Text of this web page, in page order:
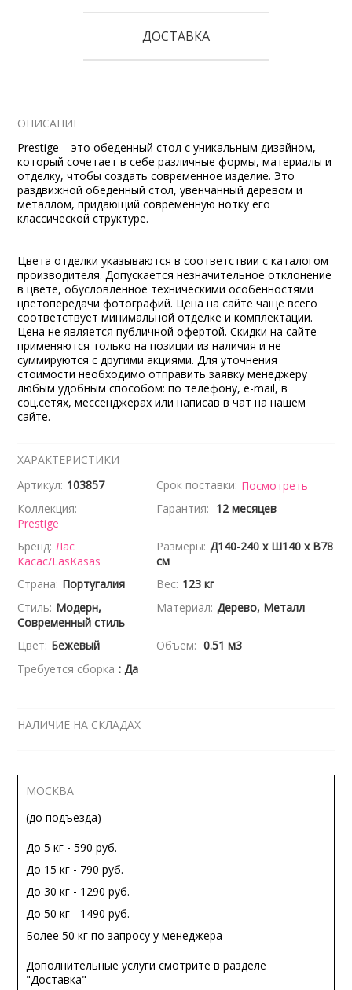
ДОСТАВКА
ОПИСАНИЕ
Prestige – это обеденный стол с уникальным дизайном,
который сочетает в себе различные формы, материалы и
отделку, чтобы создать современное изделие. Это
раздвижной обеденный стол, увенчанный деревом и
металлом, придающий современную нотку его
классической структуре.
Цвета отделки указываются в соответствии с каталогом
производителя. Допускается незначительное отклонение
в цвете, обусловленное техническими особенностями
цветопередачи фотографий. Цена на сайте чаще всего
соответствует минимальной отделке и комплектации.
Цена не является публичной офертой. Скидки на сайте
применяются только на позиции из наличия и не
суммируются с другими акциями. Для уточнения
стоимости необходимо отправить заявку менеджеру
любым удобным способом: по телефону, e-mail, в
соц.сетях, мессенджерах или написав в чат на нашем
сайте.
ХАРАКТЕРИСТИКИ
Артикул: 103857 Срок поставки: Посмотреть
Коллекция:
Prestige
Гарантия: 12 месяцев
Бренд: Лас
Касас/LasKasas
Размеры: Д140-240 x Ш140 x В78
см
Страна: Португалия Вес: 123 кг
Стиль: Модерн,
Современный стиль
Материал: Дерево, Металл
Цвет: Бежевый Объем: 0.51 м3
Требуется сборка : Да
НАЛИЧИЕ НА СКЛАДАХ
МОСКВА
(до подъезда)
До 5 кг - 590 руб.
До 15 кг - 790 руб.
До 30 кг - 1290 руб.
До 50 кг - 1490 руб.
Более 50 кг по запросу у менеджера
Дополнительные услуги смотрите в разделе
"Доставка"